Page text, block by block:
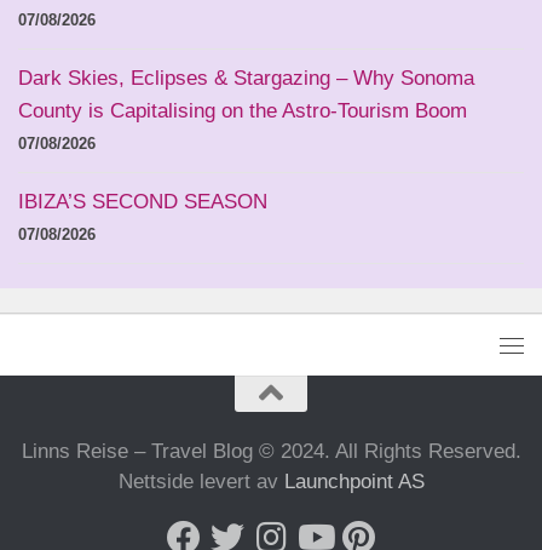
07/08/2026
Dark Skies, Eclipses & Stargazing – Why Sonoma
County is Capitalising on the Astro-Tourism Boom
07/08/2026
IBIZA’S SECOND SEASON
07/08/2026
Linns Reise – Travel Blog © 2024. All Rights Reserved.
Nettside levert av Launchpoint AS